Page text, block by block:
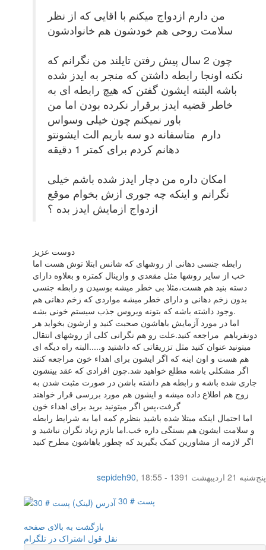
من دارم ازدواج میکنم با اقایی که از نظر
سلامت روحی هم خودشون هم خانوادشون
چون 2 سال پیش رفتن تایلند من نگرانم که
نکنه اونجا رابطه داشتن که منجر به ایدز شده
باشه البتنه ایشون گفتن که هیچ رابطه ای به
خاطر قضیه ایدز برقرار نکرده بودن اما من
باور نمیکنم چون خیلی وسواس
دارم متاسفانه دو سه باریم الت ایشونتو
دهانم کردم برای کمتر 1 دقیقه
امکان داره من دچار ایدز شده باشم خیلی
نگرانم و اینکه چه جوری ازش بخوام موقع
ازدواج ازمایش ایدز بده ؟
دوست عزیز
رابطه جنسی دهانی از روشهای که شانس ابتلا توش هست اما
خب از سایر روشها مثل مقعدی و وازینال کمتره و بعلاوه دارای
دسته بنید هم هست،مثلا بی خطر میشه بوسیدن و رابطه جنسی
بدون زخم دهانی و دارای خطر میشه مواردی که زخم دهانی هم
وجود داشته باشه که بتونه ویروس جذب سیستم خونی بشه.
اما در مورد آزمایش باهاشون صحبت کنید و ازشون بخواید هر
دونفرباهم مراجعه کنید.علت رو هم نگرانی کلی از روشهای انتقال
میتونید عنوان کنید مثل تزریقاتی که داشتید و.....البته راه دیگه ای
هم هست و اون اینه که اگر ایشون برای اهداء خون مراجعه کنند
اگر مشکلی باشه مطلع خواهید شد.چون افرادی که عقد بینشون
جاری شده باشه و رابطه هم داشته باشن در صورت مثبت شدن به
زوج هم اطلاع داده میشه و ایشون هم مورد بررسی قرار خواهند
گرفت،پس اگر میتونید برید برای اهداء خون
اما احتمال اینکه مبتلا شده باشید بنظرم کمه اما به شرایط رابطه
و سلامت ایشون هم بستگی داره خب.اما بازم زیاد نگران نباشید و
اگر لازمه از مشاورین کمک بگیرید که چطور باهاشون مطرح کنید
sepideh90,
پنج‌شنبه 21 اردیبهشت 1391 - 18:55
پست # 30
بازگشت به بالای صفحه
نقل قول اشتراک در تلگرام